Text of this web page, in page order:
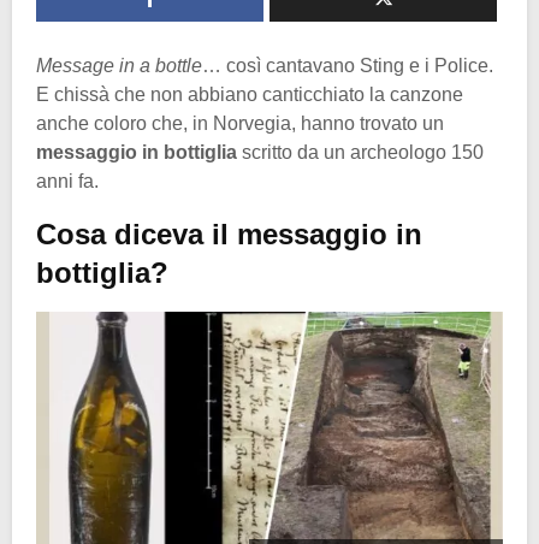
Message in a bottle… così cantavano Sting e i Police.
E chissà che non abbiano canticchiato la canzone
anche coloro che, in Norvegia, hanno trovato un
messaggio in bottiglia scritto da un archeologo 150
anni fa.
Cosa diceva il messaggio in
bottiglia?